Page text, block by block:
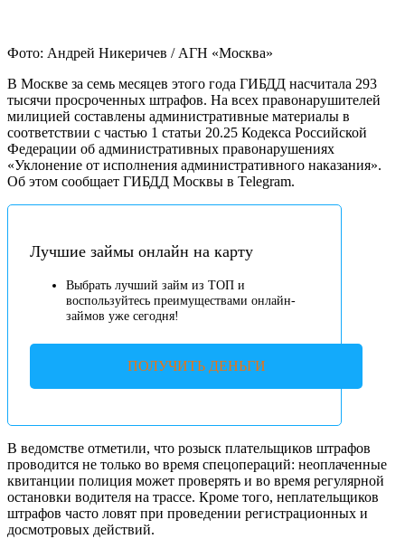
Фото: Андрей Никеричев / АГН «Москва»
В Москве за семь месяцев этого года ГИБДД насчитала 293
тысячи просроченных штрафов. На всех правонарушителей
милицией составлены административные материалы в
соответствии с частью 1 статьи 20.25 Кодекса Российской
Федерации об административных правонарушениях
«Уклонение от исполнения административного наказания».
Об этом сообщает ГИБДД Москвы в Telegram.
Лучшие займы онлайн на карту
Выбрать лучший займ из ТОП и
воспользуйтесь преимуществами онлайн-
займов уже сегодня!
ПОЛУЧИТЬ ДЕНЬГИ
В ведомстве отметили, что розыск плательщиков штрафов
проводится не только во время спецопераций: неоплаченные
квитанции полиция может проверять и во время регулярной
остановки водителя на трассе. Кроме того, неплательщиков
штрафов часто ловят при проведении регистрационных и
досмотровых действий.